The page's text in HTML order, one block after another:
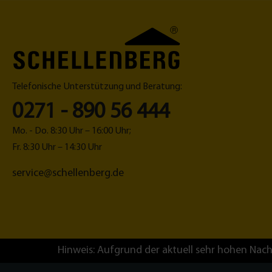
Telefonische Unterstützung und Beratung:
0271 - 890 56 444
Mo. - Do. 8:30 Uhr – 16:00 Uhr;
Fr. 8:30 Uhr – 14:30 Uhr
service@schellenberg.de
Hinweis: Aufgrund der aktuell sehr hohen